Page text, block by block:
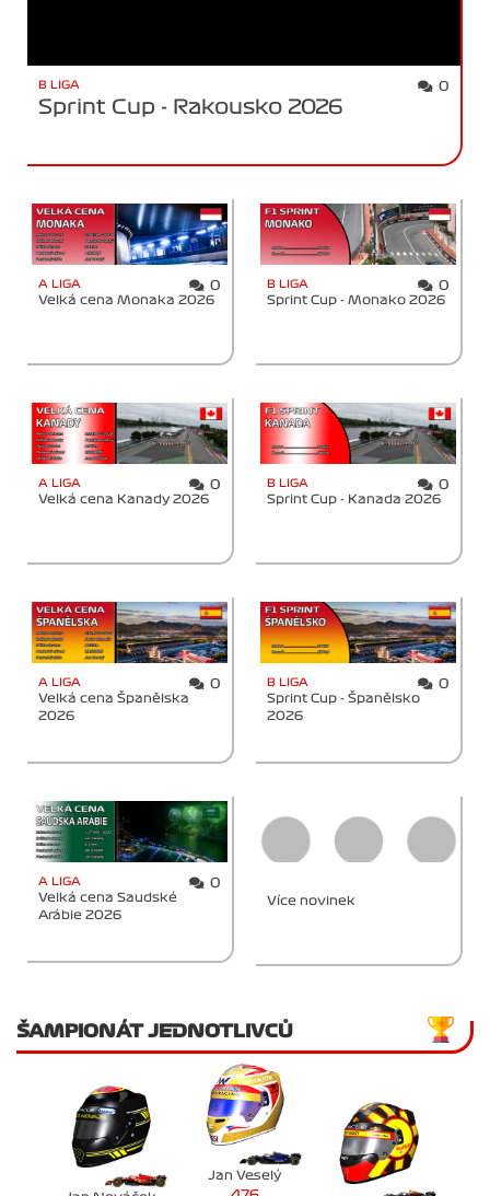
B LIGA 0
Sprint Cup - Rakousko 2026
A LIGA 0
Velká cena Monaka 2026
B LIGA 0
Sprint Cup - Monako 2026
A LIGA 0
Velká cena Kanady 2026
B LIGA 0
Sprint Cup - Kanada 2026
A LIGA 0
Velká cena Španělska
2026
B LIGA 0
Sprint Cup - Španělsko
2026
A LIGA 0
Velká cena Saudské
Arábie 2026
Více novinek
ŠAMPIONÁT JEDNOTLIVCŮ
Jan Veselý